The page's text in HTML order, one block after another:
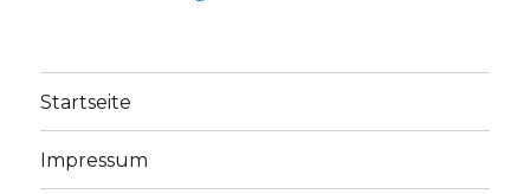
Startseite
Impressum